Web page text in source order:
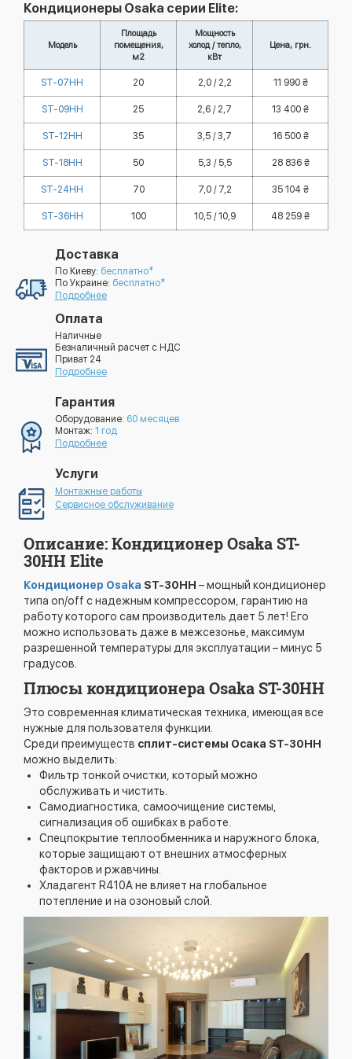
Кондиционеры Osaka серии Elite:
Модель
Площадь
помещения,
м2
Мощность
холод / тепло,
кВт
Цена, грн.
ST-07HH 20 2,0 / 2,2 11 990 ₴
ST-09HH 25 2,6 / 2,7 13 400 ₴
ST-12HH 35 3,5 / 3,7 16 500 ₴
ST-18HH 50 5,3 / 5,5 28 836 ₴
ST-24HH 70 7,0 / 7,2 35 104 ₴
ST-36HH 100 10,5 / 10,9 48 259 ₴
Доставка
По Киеву: бесплатно*
По Украине: бесплатно*
Подробнее
Оплата
Наличные
Безналичный расчет с НДС
Приват 24
Подробнее
Гарантия
Оборудование: 60 месяцев
Монтаж: 1 год
Подробнее
Услуги
Монтажные работы
Сервисное обслуживание
Описание: Кондиционер Osaka ST-
30HH Elite
Кондиционер Osaka ST-30HH – мощный кондиционер
типа on/off с надежным компрессором, гарантию на
работу которого сам производитель дает 5 лет! Его
можно использовать даже в межсезонье, максимум
разрешенной температуры для эксплуатации – минус 5
градусов.
Плюсы кондиционера Osaka ST-30HH
Это современная климатическая техника, имеющая все
нужные для пользователя функции.
Среди преимуществ сплит-системы Осака ST-30HH
можно выделить:
Фильтр тонкой очистки, который можно
обслуживать и чистить.
Самодиагностика, самоочищение системы,
сигнализация об ошибках в работе.
Спецпокрытие теплообменника и наружного блока,
которые защищают от внешних атмосферных
факторов и ржавчины.
Хладагент R410A не влияет на глобальное
потепление и на озоновый слой.